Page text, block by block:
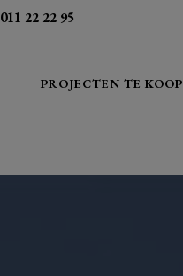
011 22 22 95
PROJECTEN TE KOOP